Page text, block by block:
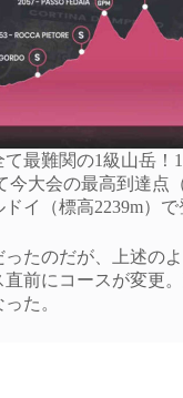
最難関の1級山岳！
今大会の最高到達点
イ（標高2239m）で
ったのだが、上述の
前にコースが変更
た。